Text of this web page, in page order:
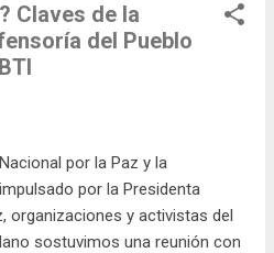
precedente alarmante
estado Carabobo,
fueron detenidos en
de exposición pública,
organizaciones nacionales e
lo ocurrido como una clara
por orientación sexual. Lo...
Claves de la
del Pueblo
por la Paz y la
por la Presidenta
organizaciones y activistas del
sostuvimos una reunión con